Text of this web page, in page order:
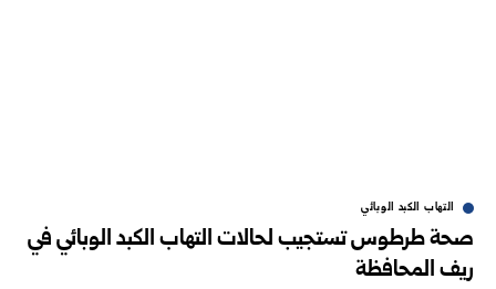
التهاب الكبد الوبائي
صحة طرطوس تستجيب لحالات التهاب الكبد الوبائي في
ريف المحافظة